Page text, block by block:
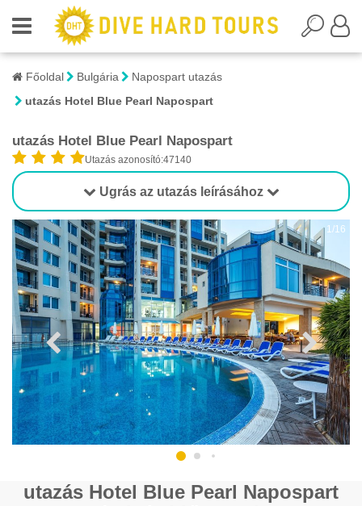
Főoldal Bulgária
Napospart utazás
utazás Hotel Blue Pearl Napospart
utazás Hotel Blue Pearl Napospart
Utazás azonosító:47140
Ugrás az utazás leírásához
1/16
utazás Hotel Blue Pearl Napospart